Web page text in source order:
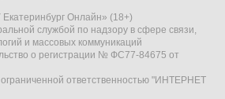
Онлайн» (18+)
службой по надзору в сфере связи,
и массовых коммуникаций
о регистрации № ФС77-84675 от
ответственностью "ИНТЕРНЕТ